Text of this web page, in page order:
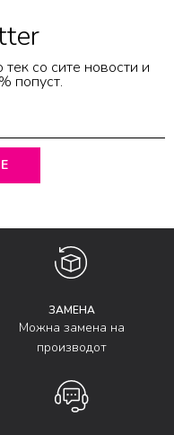
тек со сите новости и
попуст.
ЗАМЕНА
Можна замена на
производот